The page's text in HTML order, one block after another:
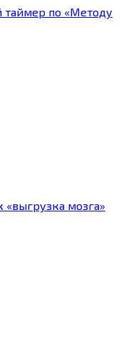
таймер по «Методу
«выгрузка мозга»